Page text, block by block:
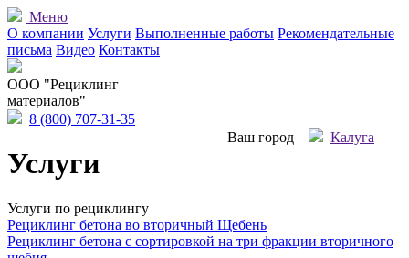
Меню
О компании Услуги Выполненные работы Рекомендательные
письма Видео Контакты
OOO "Рециклинг
материалов"
8 (800) 707-31-35
Ваш город
Калуга
Услуги
Услуги по рециклингу
Рециклинг бетона во вторичный Щебень
Рециклинг бетона с сортировкой на три фракции вторичного